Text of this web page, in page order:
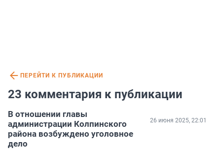
ПЕРЕЙТИ К ПУБЛИКАЦИИ
23 комментария к публикации
В отношении главы
администрации Колпинского
района возбуждено уголовное
дело
26 июня 2025, 22:01